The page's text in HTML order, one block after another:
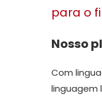
para o
Nosso
Com
linguagem